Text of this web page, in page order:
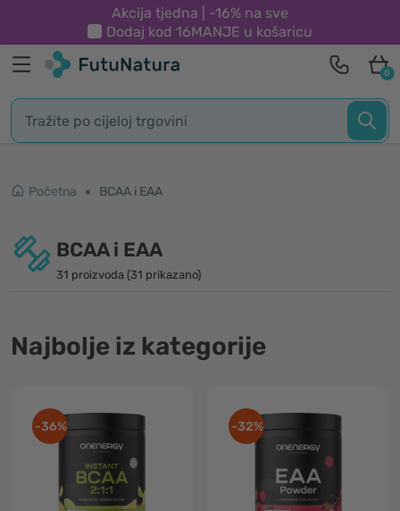
Akcija tjedna | -16% na sve
Dodaj kod 16MANJE u košaricu
0
Početna BCAA i EAA
BCAA i EAA
31 proizvoda (31 prikazano)
Najbolje iz kategorije
-36% -32%